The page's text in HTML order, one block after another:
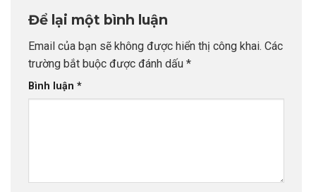
Để lại một bình luận
Email của bạn sẽ không được hiển thị công khai. Các
trường bắt buộc được đánh dấu *
Bình luận *